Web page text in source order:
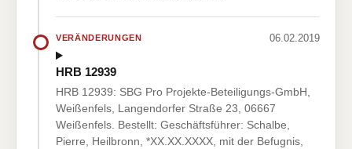
VERÄNDERUNGEN 06.02.2019
HRB 12939
HRB 12939: SBG Pro Projekte-Beteiligungs-GmbH,
Weißenfels, Langendorfer Straße 23, 06667
Weißenfels. Bestellt: Geschäftsführer: Schalbe,
Pierre, Heilbronn, *XX.XX.XXXX, mit der Befugnis,